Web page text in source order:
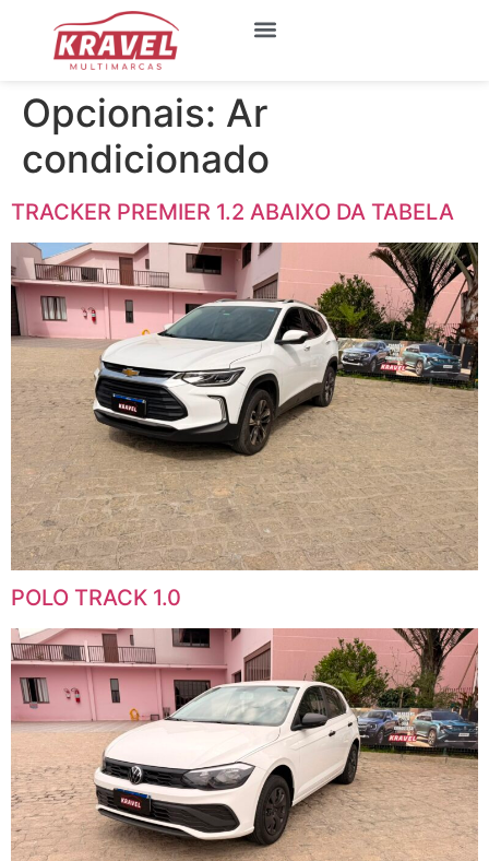
Opcionais: Ar
condicionado
TRACKER PREMIER 1.2 ABAIXO DA TABELA
POLO TRACK 1.0